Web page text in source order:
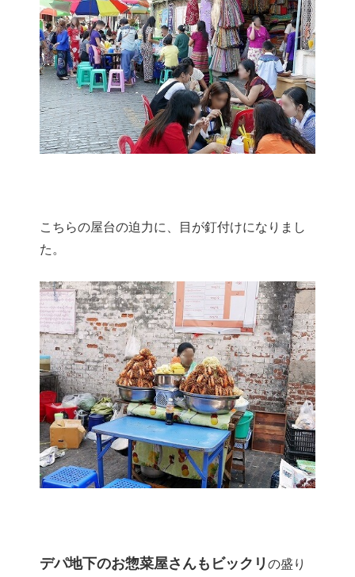
こちらの屋台の迫力に、目が釘付けになりまし
た。
デパ地下のお惣菜屋さんもビックリ の盛り